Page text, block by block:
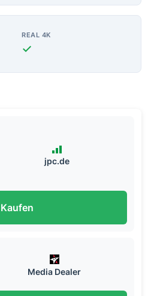
REAL 4K
✓
jpc.de
Kaufen
Media Dealer